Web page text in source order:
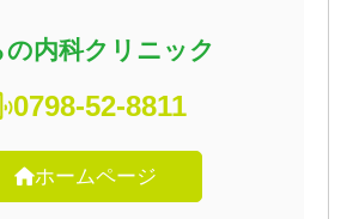
の内科クリニック
0798-52-8811
ホームページ